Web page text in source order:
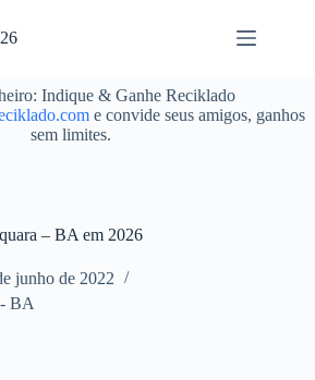
Indique & Ganhe Reciklado
e convide seus amigos, ganhos
sem limites.
– BA em 2026
junho de 2022
BA